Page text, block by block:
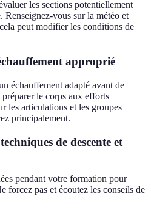
les sections potentiellement
Renseignez-vous sur la météo et
peut modifier les conditions de
approprié
échauffement adapté avant de
le corps aux efforts
les articulations et les groupes
principalement.
de descente et
pendant votre formation pour
forcez pas et écoutez les conseils de